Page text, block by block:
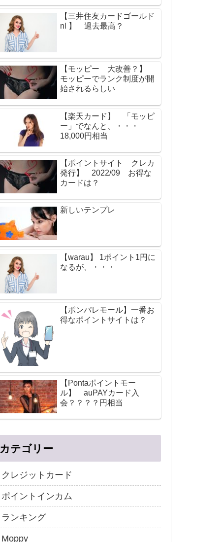
【三井住友カードゴールド
nl 】 過去最高？
【モッピー 大改善？】
モッピーでランク制度が開
始されるらしい
【楽天カード】 「モッピ
ー」でなんと、・・・
18,000円相当
【ポイントサイト クレカ
発行】 2022/09 お得な
カードは？
新しいテンプレ
【warau】 1ポイント1円に
なるが、・・・
【ポンパレモール】一番お
得なポイントサイトは？
【Pontaポイントモー
ル】 auPAYカード入
会？？？？円相当
カテゴリー
クレジットカード
ポイントインカム
ランキング
Moppy